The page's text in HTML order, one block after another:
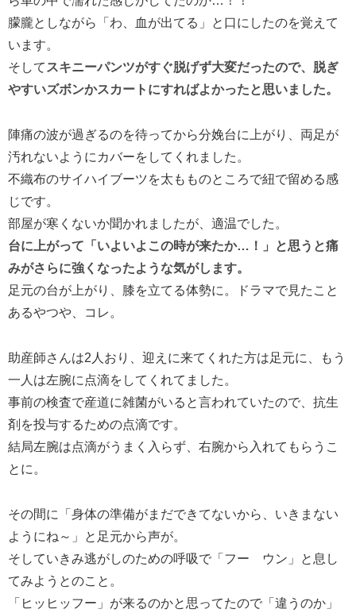
朦朧としながら「わ、血が出てる」と口にしたのを覚えて
います。
そして スキニーパンツがすぐ脱げず大変だったので、脱ぎ
やすいズボンかスカートにすればよかったと思いました。
陣痛の波が過ぎるのを待ってから分娩台に上がり、両足が
汚れないようにカバーをしてくれました。
不織布のサイハイブーツを太もものところで紐で留める感
じです。
部屋が寒くないか聞かれましたが、適温でした。
台に上がって「いよいよこの時が来たか…！」と思うと痛
みがさらに強くなったような気がします。
足元の台が上がり、膝を立てる体勢に。ドラマで見たこと
あるやつや、コレ。
助産師さんは2人おり、迎えに来てくれた方は足元に、もう
一人は左腕に点滴をしてくれてました。
事前の検査で産道に雑菌がいると言われていたので、抗生
剤を投与するための点滴です。
結局左腕は点滴がうまく入らず、右腕から入れてもらうこ
とに。
その間に「身体の準備がまだできてないから、いきまない
ようにね～」と足元から声が。
そしていきみ逃がしのための呼吸で「フー ウン」と息し
てみようとのこと。
「ヒッヒッフー」が来るのかと思ってたので「違うのか」